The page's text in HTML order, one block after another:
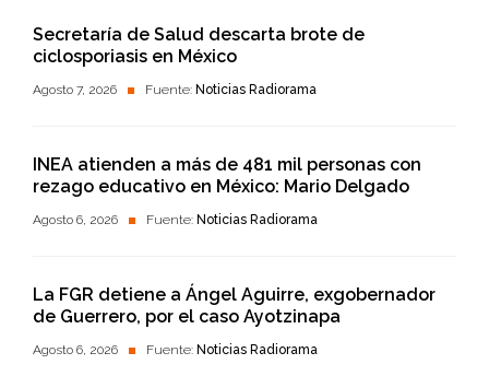
Secretaría de Salud descarta brote de
ciclosporiasis en México
Agosto 7, 2026 Fuente: Noticias Radiorama
INEA atienden a más de 481 mil personas con
rezago educativo en México: Mario Delgado
Agosto 6, 2026 Fuente: Noticias Radiorama
La FGR detiene a Ángel Aguirre, exgobernador
de Guerrero, por el caso Ayotzinapa
Agosto 6, 2026 Fuente: Noticias Radiorama